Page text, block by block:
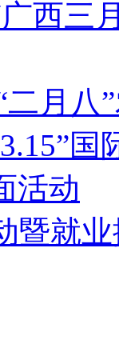
西三
月八
活动
暨就